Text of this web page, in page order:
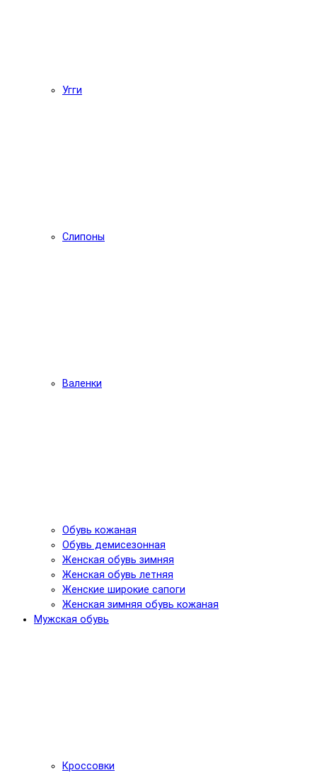
Угги
Слипоны
Валенки
Обувь кожаная
Обувь демисезонная
Женская обувь зимняя
Женская обувь летняя
Женские широкие сапоги
Женская зимняя обувь кожаная
Мужская обувь
Кроссовки